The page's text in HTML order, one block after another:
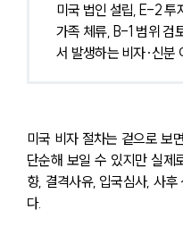
미국 법인 설립, E-2 투
가족 체류, B-1 범위 검
서 발생하는 비자·신분
미국 비자 절차는 겉으로 보
단순해 보일 수 있지만 실제
향, 결격사유, 입국심사, 사
다.